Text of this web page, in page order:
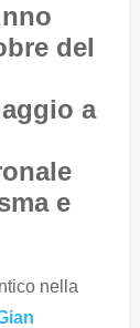
del
a
e
nella